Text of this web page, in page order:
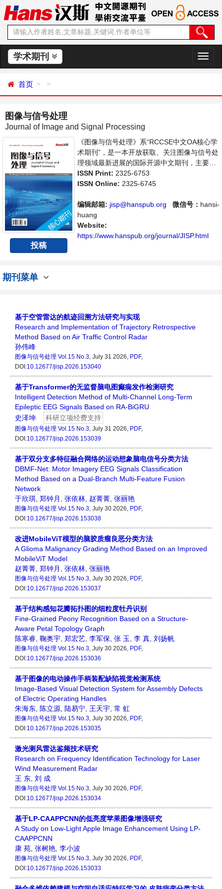
学术期刊
切
换
首页
图像与信号处理
Journal of Image and Signal Processing
投稿
《图像与信号处理》系“RCCSE中文OA核心学
术期刊”，是一本开放获取、关注图像与信号处
理领域最新进展的国际开源中文期刊，主要刊
登图像图形科学及其密切相关领域的基础研究
和应用研究方面具有创新性的、高水平科研学
科学，繁荣学术，集学术性、思想性为一体，
旨在给世界范围内的科学家、学者、科研人员
提供一个传播、分享和讨论图像与信号处理领
域内不同方向问题与发展的交流平台...
ISSN Print: 2325-6753
ISSN Online: 2325-6745
编辑邮箱: jisp@hanspub.org 微信号： hansi-
huang
Website:
https://www.hanspub.org/journal/JISP.html
期刊菜单
基于空管雷达的航迹回溯方法研究与实现
Research and Implementation of Trajectory Retrospective
Method Based on Air Traffic Control Radar
孙伟峰
图像与信号处理 Vol.15 No.3, July 31 2026, PDF,
DOI:10.12677/jisp.2026.153040
基于Transformer的无监督脑电图癫痫发作检测研究
Intelligent Detection Method of Multi-Channel Long-Term
Epileptic EEG Signals Based on RA-BiGRU
史泽坤
科研立项经费支持
图像与信号处理 Vol.15 No.3, July 31 2026, PDF,
DOI:10.12677/jisp.2026.153039
基于双分支多特征融合网络的运动想象脑电信号分类方法
DBMF-Net: Motor Imagery EEG Signals Classification
Method Based on a Dual-Branch Multi-Feature Fusion
Network
于欣琪 郑钟月 张依林 赵菁菁 张丽艳
图像与信号处理 Vol.15 No.3, July 30 2026, PDF,
DOI:10.12677/jisp.2026.153038
改进MobileViT模型的脑胶质瘤良恶分类方法
A Glioma Malignancy Grading Method Based on an Improved
MobileViT Model
赵菁菁 郑钟月 张依林 张丽艳
图像与信号处理 Vol.15 No.3, July 30 2026, PDF,
DOI:10.12677/jisp.2026.153037
基于结构感知花瓣拓扑图的细粒度牡丹识别
Fine-Grained Peony Recognition Based on a Structure-
Aware Petal Topology Graph
陈寒睿 鞠奥宇 郑宏艺 李军保 张 玉 李 真 刘扬帆
图像与信号处理 Vol.15 No.3, July 30 2026, PDF,
DOI:10.12677/jisp.2026.153036
基于图像的电动操作手柄装配缺陷视觉检测系统
Image-Based Visual Detection System for Assembly Defects
of Electric Operating Handles
朱海东
陈立源 陆易宁 王天宇 常 虹
图像与信号处理 Vol.15 No.3, July 30 2026, PDF,
DOI:10.12677/jisp.2026.153035
激光测风雷达鉴频技术研究
Research on Frequency Identification Technology for Laser
Wind Measurement Radar
王 东 刘 成
图像与信号处理 Vol.15 No.3, July 30 2026, PDF,
DOI:10.12677/jisp.2026.153034
基于LP-CAAPPCNN的低亮度苹果图像增强研究
A Study on Low-Light Apple Image Enhancement Using LP-
CAAPPCNN
康 苑 张树艳 李小波
图像与信号处理 Vol.15 No.3, July 30 2026, PDF,
DOI:10.12677/jisp.2026.153033